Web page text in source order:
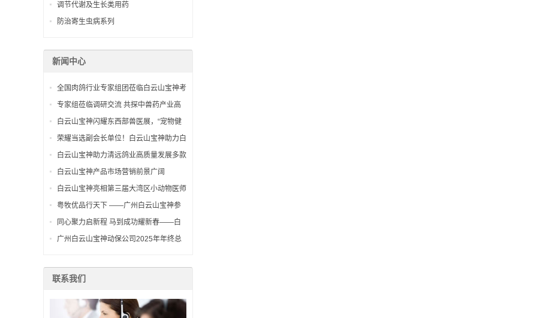
调节代谢及生长类用药
防治寄生虫病系列
新闻中心
全国肉鸽行业专家组团莅临白云山宝神考
察交流
专家组莅临调研交流 共探中兽药产业高
质量发展之路
白云山宝神闪耀东西部兽医展，“宠物健
康保护神”实力出圈
荣耀当选副会长单位！白云山宝神助力白
云区宠物行业高质量发展
白云山宝神助力清远鸽业高质量发展多款
产品获行业高度关注
白云山宝神产品市场营销前景广阔
白云山宝神亮相第三届大湾区小动物医师
大会以匠心宠药护宠物健康
粤牧优品行天下 ——广州白云山宝神参
加文明集市促消费活动
同心聚力启新程 马到成功耀新春——白
云山宝神开工大吉
广州白云山宝神动保公司2025年年终总
联系我们